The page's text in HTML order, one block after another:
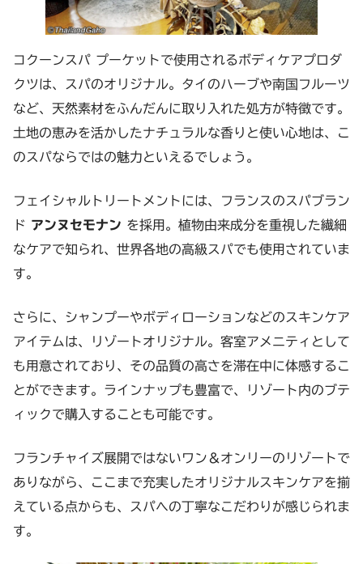
コクーンスパ プーケットで使用されるボディケアプロダ
クツは、スパのオリジナル。タイのハーブや南国フルーツ
など、天然素材をふんだんに取り入れた処方が特徴です。
土地の恵みを活かしたナチュラルな香りと使い心地は、こ
のスパならではの魅力といえるでしょう。
フェイシャルトリートメントには、フランスのスパブラン
ド アンヌセモナン を採用。植物由来成分を重視した繊細
なケアで知られ、世界各地の高級スパでも使用されていま
す。
さらに、シャンプーやボディローションなどのスキンケア
アイテムは、リゾートオリジナル。客室アメニティとして
も用意されており、その品質の高さを滞在中に体感するこ
とができます。ラインナップも豊富で、リゾート内のブテ
ィックで購入することも可能です。
フランチャイズ展開ではないワン＆オンリーのリゾートで
ありながら、ここまで充実したオリジナルスキンケアを揃
えている点からも、スパへの丁寧なこだわりが感じられま
す。